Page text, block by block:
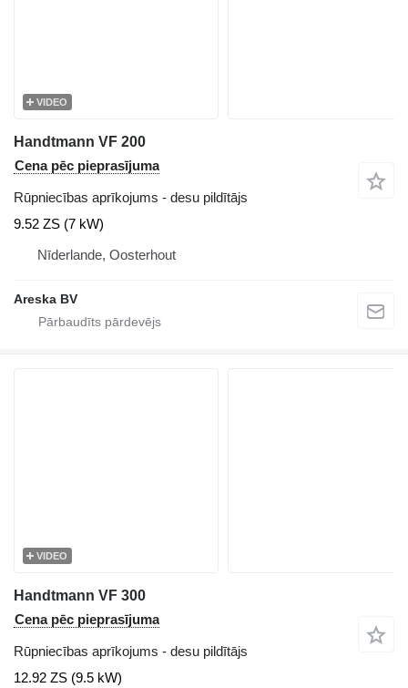
VIDEO
Handtmann VF 200
Cena pēc pieprasījuma
Rūpniecības aprīkojums - desu pildītājs
9.52 ZS (7 kW)
Nīderlande, Oosterhout
Areska BV
VIDEO
Handtmann VF 300
Cena pēc pieprasījuma
Rūpniecības aprīkojums - desu pildītājs
12.92 ZS (9.5 kW)